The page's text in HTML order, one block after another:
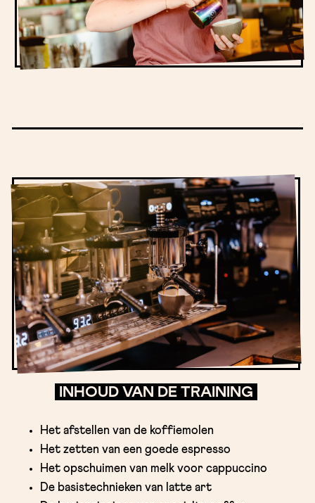
INHOUD VAN DE TRAINING
Het afstellen van de koffiemolen
Het zetten van een goede espresso
Het opschuimen van melk voor cappuccino
De basistechnieken van latte art